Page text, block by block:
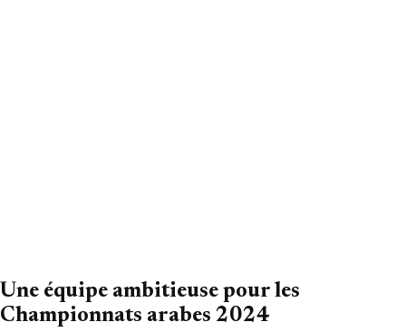
Une équipe ambitieuse pour les
Championnats arabes 2024